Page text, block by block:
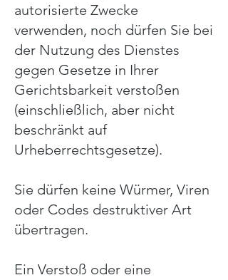
autorisierte Zwecke
verwenden, noch dürfen Sie bei
der Nutzung des Dienstes
gegen Gesetze in Ihrer
Gerichtsbarkeit verstoßen
(einschließlich, aber nicht
beschränkt auf
Urheberrechtsgesetze).
Sie dürfen keine Würmer, Viren
oder Codes destruktiver Art
übertragen.
Ein Verstoß oder eine